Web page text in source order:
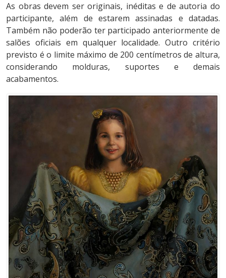
As obras devem ser originais, inéditas e de autoria do
participante, além de estarem assinadas e datadas.
Também não poderão ter participado anteriormente de
salões oficiais em qualquer localidade. Outro critério
previsto é o limite máximo de 200 centímetros de altura,
considerando molduras, suportes e demais
acabamentos.